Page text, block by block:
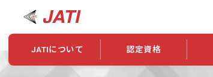
JATIについて
JATIについて
認定資格
資格について
学会概要